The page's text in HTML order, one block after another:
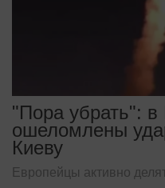
"Пора убрать": в
ошеломлены
Киеву
Европейцы активно